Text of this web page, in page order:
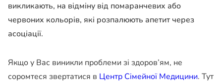
викликають, на відміну від помаранчевих або
червоних кольорів, які розпалюють апетит через
асоціації.
Якщо у Вас виникли проблеми зі здоров’ям, не
соромтеся звертатися в Центр Сімейної Медицини. Тут